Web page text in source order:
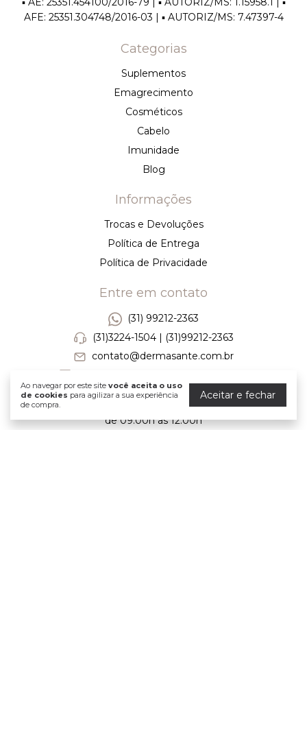
Ao navegar por este site você aceita o uso
de cookies para agilizar a sua experiência
de compra.
Aceitar e fechar
AFE: 25351.304748/2016-03 | ▪︎ AUTORIZ/MS: 7.47397-4
Categorias
Suplementos
Emagrecimento
Cosméticos
Cabelo
Imunidade
Blog
Informações
Trocas e Devoluções
Política de Entrega
Política de Privacidade
Entre em contato
(31) 99212-2363
(31)3224-1504 | (31)99212-2363
contato@dermasante.com.br
Efigênia, Belo Horizonte - MG, 30150-281
Seg á Sex de 08:00h as 18:30h | Sábados
de 09:00h as 12:00h